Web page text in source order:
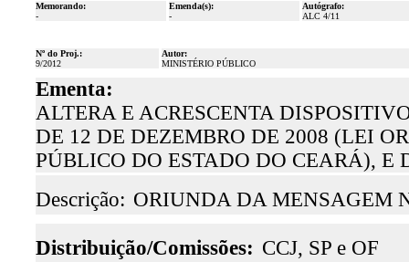
Memorando:
-
Emenda(s):
-
Autógrafo:
ALC 4/11
Nº do Proj.:
9/2012
Autor:
MINISTÉRIO PÚBLICO
Ementa:
ALTERA E ACRESCENTA
DE 12 DE DEZEMBRO DE 2008 (LEI
PÚBLICO DO ESTADO DO CEARÁ), E
Descrição: ORIUNDA DA MENSAGEM
Distribuição/Comissões: CCJ, SP e OF